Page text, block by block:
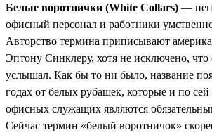
Белые воротнички (White Collars) —
офисный персонал и работники
Авторство термина приписывают
Эптону Синклеру, хотя не исключено, что
услышал. Как бы то ни было, название
годах от белых рубашек, которые и по
офисных служащих являются
Сейчас термин «белый воротничок»